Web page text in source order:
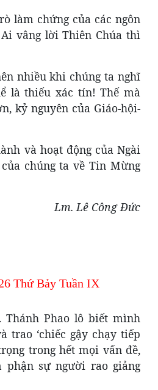
làm chứng của các ngôn
vâng lời Thiên Chúa thì
nhiều khi chúng ta nghĩ
là thiếu xác tín! Thế mà
kỷ nguyên của Giáo-hội-
và hoạt động của Ngài
chúng ta về Tin Mừng
Lm. Lê Công Đức
Thứ Bảy Tuần IX
Thánh Phao lô biết mình
trao ‘chiếc gậy chạy tiếp
trong hết mọi vấn đề,
sự người rao giảng